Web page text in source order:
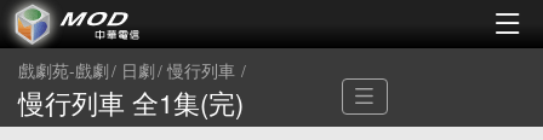
戲劇苑-戲劇 日劇 慢行列車
慢行列車 全1集(完)